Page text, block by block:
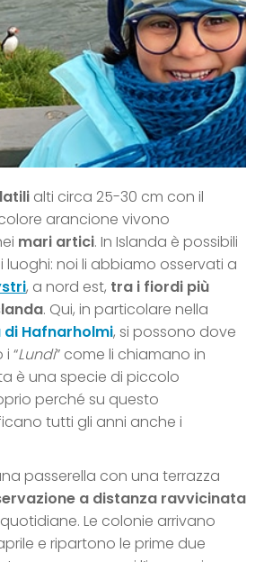
alti circa 25-30 cm con il
arancione vivono
mari artici. In Islanda è possibili
luoghi: noi li abbiamo osservati a
, a nord est, tra i fiordi più
. Qui, in particolare nella
Hafnarholmi, si possono dove
“Lundi” come li chiamano in
è una specie di piccolo
perché su questo
tutti gli anni anche i
passerella con una terrazza
a distanza ravvicinata
Le colonie arrivano
e ripartono le prime due